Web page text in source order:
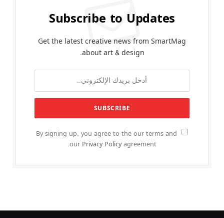
Subscribe to Updates
Get the latest creative news from SmartMag
about art & design.
By signing up, you agree to the our terms and
our Privacy Policyagreement.